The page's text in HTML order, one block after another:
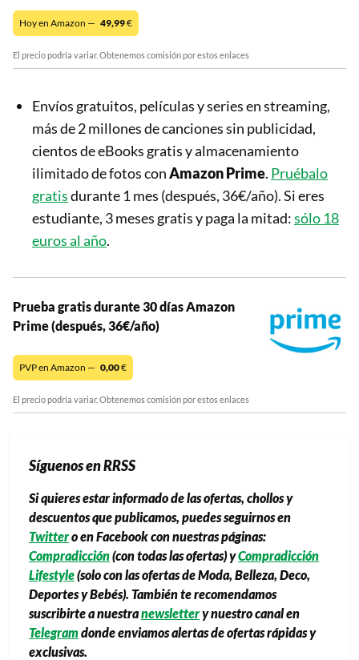
Hoy en Amazon — 49,99€
El precio podría variar. Obtenemos comisión por estos enlaces
Envíos gratuitos, películas y series en streaming,
más de 2 millones de canciones sin publicidad,
cientos de eBooks gratis y almacenamiento
ilimitado de fotos conAmazon Prime. Pruébalo
gratisdurante 1 mes (después, 36€/año). Si eres
estudiante, 3 meses gratis y paga la mitad:sólo 18
euros al año.
Prueba gratis durante 30 días Amazon
Prime (después, 36€/año)
PVP en Amazon — 0,00€
El precio podría variar. Obtenemos comisión por estos enlaces
Síguenos en RRSS
Si quieres estar informado de las ofertas, chollos y
descuentos que publicamos, puedes seguirnos en
Twittero en Facebook con nuestras páginas:
Compradicción(con todas las ofertas) yCompradicción
Lifestyle(solo con las ofertas de Moda, Belleza, Deco,
Deportes y Bebés). También te recomendamos
suscribirte a nuestranewslettery nuestro canal en
Telegramdonde enviamos alertas de ofertas rápidas y
exclusivas.